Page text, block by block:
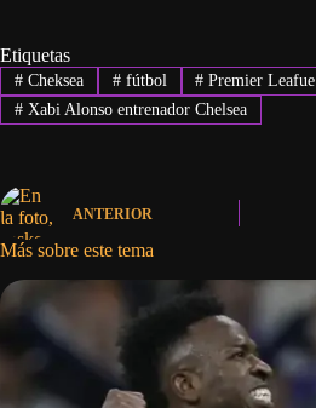
Etiquetas
#Cheksea #fútbol # Premier Leafue
#Xabi Alonso entrenador Chelsea
ANTERIOR
Más sobre este tema